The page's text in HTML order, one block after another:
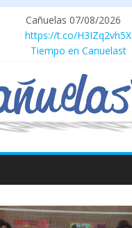
Cañuelas 07/08/2026
https://t.co/H3IZq2vh5X
Tiempo en Canuelast